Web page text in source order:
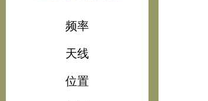
频率
天线
位置